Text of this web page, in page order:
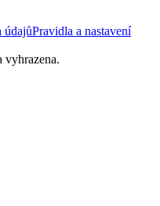
údajůPravidla a nastavení
vyhrazena.